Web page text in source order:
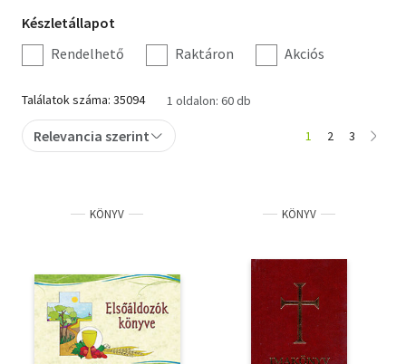
Irodalom
Kotta
Minikönyv
Művészet
Társadalomtudomány
Természettudomány
Készletállapot
szűrés
Készletállapot
Rendelhető
Raktáron Akciós
Találatok száma: 35094 1 oldalon: 60 db
Relevancia szerint 1 2 3
KÖNYV KÖNYV